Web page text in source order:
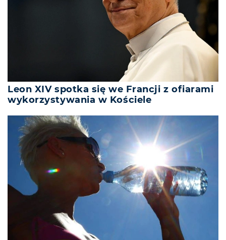
Leon XIV spotka się we Francji z ofiarami
wykorzystywania w Kościele